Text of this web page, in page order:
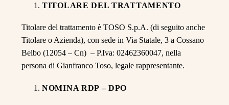
TITOLARE DEL TRATTAMENTO
Titolare del trattamento è TOSO S.p.A. (di seguito anche
Titolare o Azienda), con sede in Via Statale, 3 a Cossano
Belbo (12054 – Cn) – P.Iva: 02462360047, nella
persona di Gianfranco Toso, legale rappresentante.
NOMINA RDP – DPO